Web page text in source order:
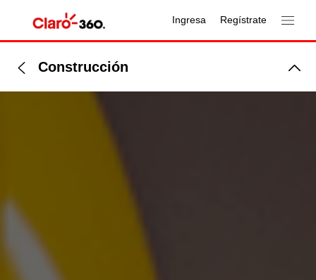
Ingresa Regístrate
Construcción